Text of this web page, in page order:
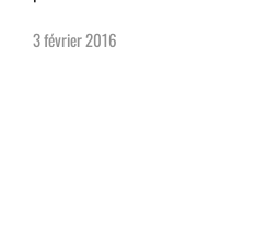
3 février 2016